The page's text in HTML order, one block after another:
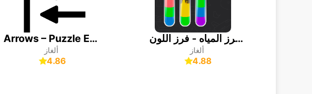
Arrows – Puzzle Escape
ألغاز
4.86
لغز فرز المياه - فرز اللون
ألغاز
4.88